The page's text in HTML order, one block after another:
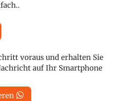
voraus und erhalten Sie
auf Ihr Smartphone